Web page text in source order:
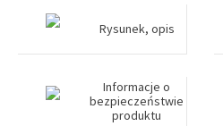
Rysunek, opis
Informacje o
bezpieczeństwie
produktu